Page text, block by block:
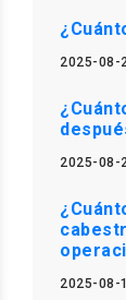
2025-08-
2025-08-
2025-08-